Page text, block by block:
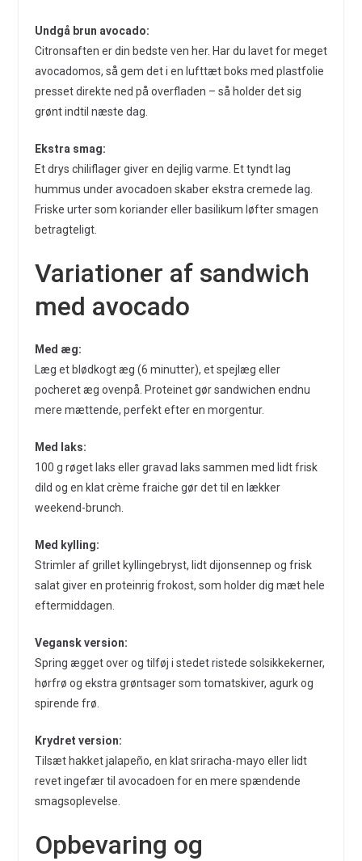
Undgå brun avocado:
Citronsaften er din bedste ven her. Har du lavet for meget
avocadomos, så gem det i en lufttæt boks med plastfolie
presset direkte ned på overfladen – så holder det sig
grønt indtil næste dag.
Ekstra smag:
Et drys chiliflager giver en dejlig varme. Et tyndt lag
hummus under avocadoen skaber ekstra cremede lag.
Friske urter som koriander eller basilikum løfter smagen
betragteligt.
Variationer af sandwich
med avocado
Med æg:
Læg et blødkogt æg (6 minutter), et spejlæg eller
pocheret æg ovenpå. Proteinet gør sandwichen endnu
mere mættende, perfekt efter en morgentur.
Med laks:
100 g røget laks eller gravad laks sammen med lidt frisk
dild og en klat crème fraiche gør det til en lækker
weekend-brunch.
Med kylling:
Strimler af grillet kyllingebryst, lidt dijonsennep og frisk
salat giver en proteinrig frokost, som holder dig mæt hele
eftermiddagen.
Vegansk version:
Spring ægget over og tilføj i stedet ristede solsikkekerner,
hørfrø og ekstra grøntsager som tomatskiver, agurk og
spirende frø.
Krydret version:
Tilsæt hakket jalapeño, en klat sriracha-mayo eller lidt
revet ingefær til avocadoen for en mere spændende
smagsoplevelse.
Opbevaring og